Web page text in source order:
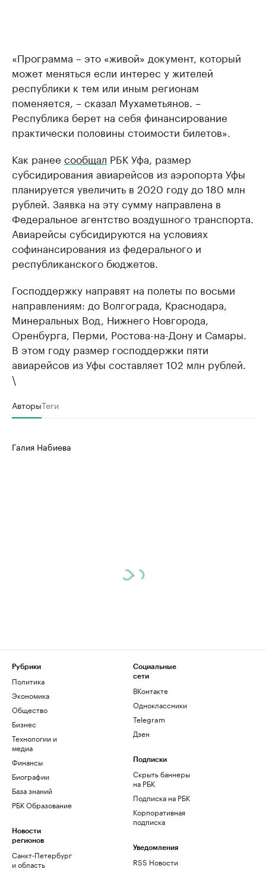
«Программа – это «живой» документ, который
может меняться если интерес у жителей
республики к тем или иным регионам
поменяется, – сказал Мухаметьянов. –
Республика берет на себя финансирование
практически половины стоимости билетов».
Как ранее сообщал РБК Уфа, размер
субсидирования авиарейсов из аэропорта Уфы
планируется увеличить в 2020 году до 180 млн
рублей. Заявка на эту сумму направлена в
Федеральное агентство воздушного транспорта.
Авиарейсы субсидируются на условиях
софинансирования из федерального и
республиканского бюджетов.
Господдержку направят на полеты по восьми
направлениям: до Волгограда, Краснодара,
Минеральных Вод, Нижнего Новгорода,
Оренбурга, Перми, Ростова-на-Дону и Самары.
В этом году размер господдержки пяти
авиарейсов из Уфы составляет 102 млн рублей.
\
АвторыТеги
Галия Набиева
Рубрики
Политика
Экономика
Общество
Бизнес
Технологии и
медиа
Финансы
Биографии
База знаний
РБК Образование
Новости
регионов
Санкт-Петербург
и область
Социальные
сети
ВКонтакте
Одноклассники
Telegram
Дзен
Подписки
Скрыть баннеры
на РБК
Подписка на РБК
Корпоративная
подписка
Уведомления
RSS Новости